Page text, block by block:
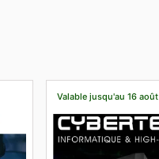
Valable jusqu'au 16 août